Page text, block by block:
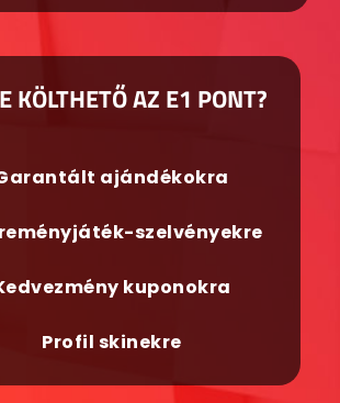
KÖLTHETŐ AZ E1 PONT?
ajándékokra
szelvényekre
kuponokra
Profil skinekre